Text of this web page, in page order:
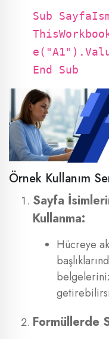
Sub
End Sub
Örnek Kullanım
Sayfa
Kullanma:
Hücreye
Formüllerde